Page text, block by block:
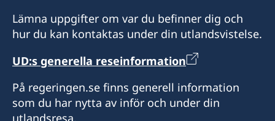
Lämna uppgifter om var du befinner dig och
hur du kan kontaktas under din utlandsvistelse.
UD:s generella reseinformation
På regeringen.se finns generell information
som du har nytta av inför och under din
utlandsresa.